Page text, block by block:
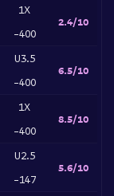
1X
-400
2.4/10
U3.5
-400
6.5/10
1X
-400
8.5/10
U2.5
-147
5.6/10